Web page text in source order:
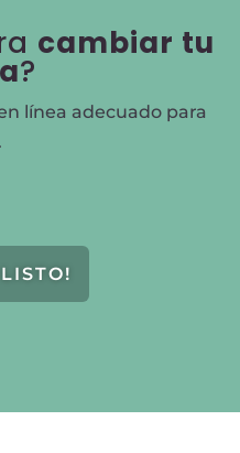
cambiar tu
?
línea adecuado para